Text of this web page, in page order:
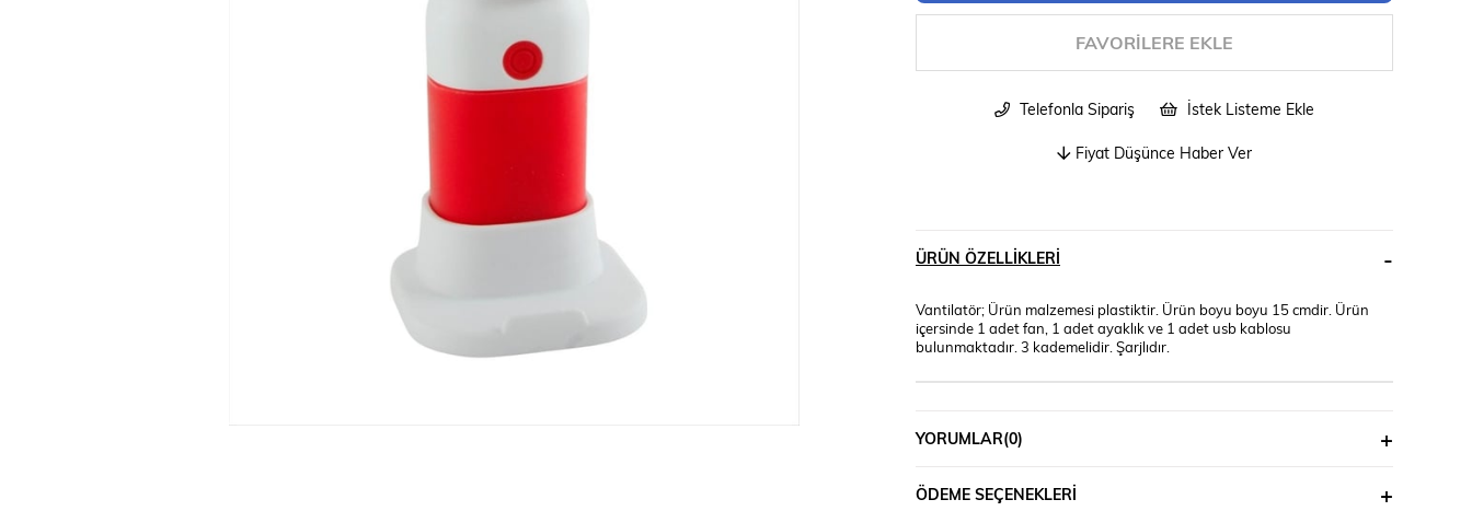
FAVORILERE EKLE
Telefonla Sipariş İstek Listeme Ekle
Fiyat Düşünce Haber Ver
ÜRÜN ÖZELLIKLERI
Vantilatör; Ürün malzemesi plastiktir. Ürün boyu boyu 15 cmdir. Ürün
içersinde 1 adet fan, 1 adet ayaklık ve 1 adet usb kablosu
bulunmaktadır. 3 kademelidir. Şarjlıdır.
YORUMLAR(0)
ÖDEME SEÇENEKLERI